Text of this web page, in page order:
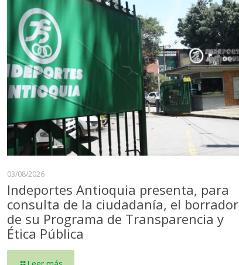
03/08/2026
Indeportes Antioquia presenta, para
consulta de la ciudadanía, el borrador
de su Programa de Transparencia y
Ética Pública